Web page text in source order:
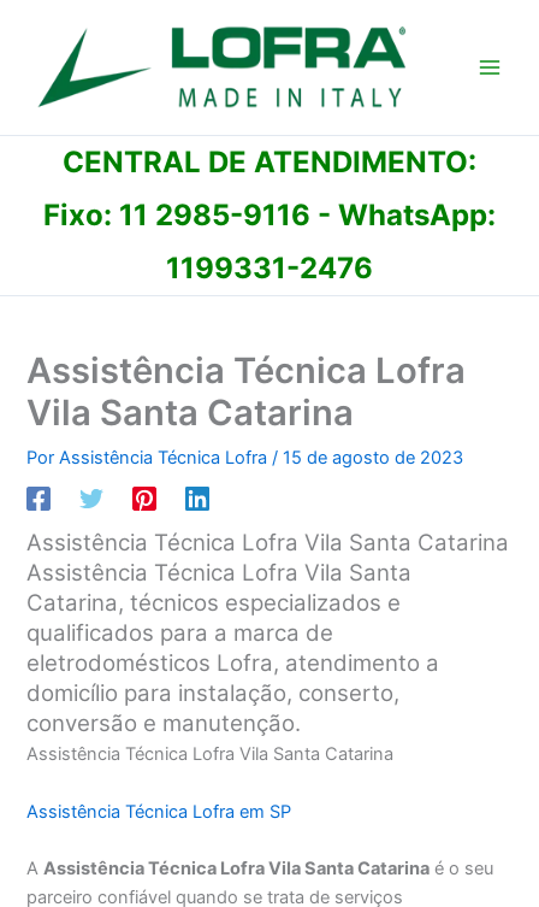
conteúdo
CENTRAL DE ATENDIMENTO:
Fixo: 11 2985-9116 - WhatsApp:
1199331-2476
Assistência Técnica Lofra
Vila Santa Catarina
PorAssistência Técnica Lofra/15 de agosto de 2023
Assistência Técnica Lofra Vila Santa Catarina
Assistência Técnica Lofra Vila Santa
Catarina, técnicos especializados e
qualificados para a marca de
eletrodomésticos Lofra, atendimento a
domicílio para instalação, conserto,
conversão e manutenção.
Assistência Técnica Lofra Vila Santa Catarina
Assistência Técnica Lofra em SP
AAssistência Técnica Lofra Vila Santa Catarina é o seu
parceiro confiável quando se trata de serviços